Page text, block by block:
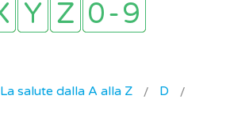
La salute dalla A alla Z
D